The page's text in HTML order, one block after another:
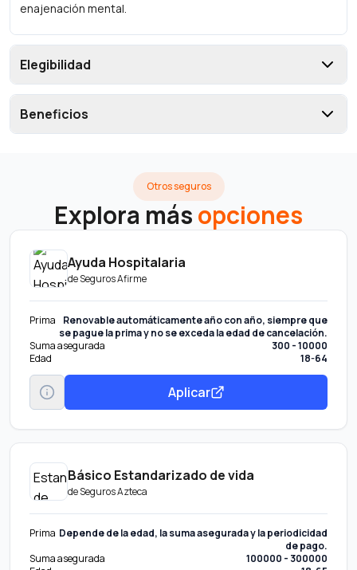
enajenación mental.
Elegibilidad
Beneficios
Otros seguros
Explora másopciones
Ayuda Hospitalaria
deSeguros Afirme
Prima
Renovable automáticamente año con año, siempre que
se pague la prima y no se exceda la edad de cancelación.
Suma asegurada
300 - 10000
Edad
18-64
Aplicar
Básico Estandarizado de vida
deSeguros Azteca
Prima Depende de la edad, la suma asegurada y la periodicidad
de pago.
Suma asegurada
100000 - 300000